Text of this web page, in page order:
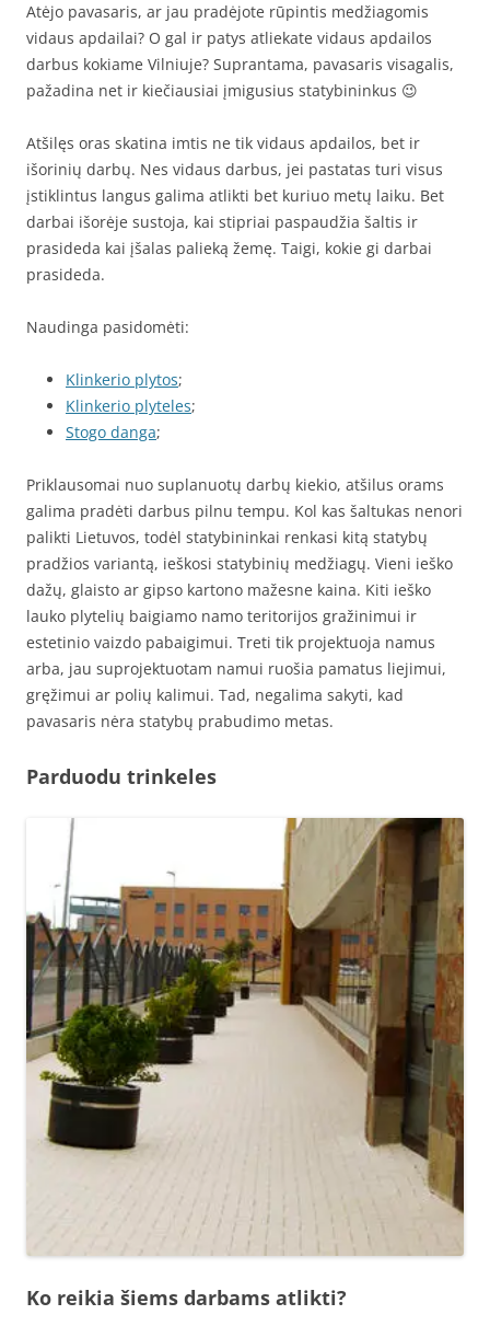
Atėjo pavasaris, ar jau pradėjote rūpintis medžiagomis
vidaus apdailai? O gal ir patys atliekate vidaus apdailos
darbus kokiame Vilniuje? Suprantama, pavasaris visagalis,
pažadina net ir kiečiausiai įmigusius statybininkus 😉
Atšilęs oras skatina imtis ne tik vidaus apdailos, bet ir
išorinių darbų. Nes vidaus darbus, jei pastatas turi visus
įstiklintus langus galima atlikti bet kuriuo metų laiku. Bet
darbai išorėje sustoja, kai stipriai paspaudžia šaltis ir
prasideda kai įšalas palieką žemę. Taigi, kokie gi darbai
prasideda.
Naudinga pasidomėti:
Klinkerio plytos;
Klinkerio plyteles;
Stogo danga;
Priklausomai nuo suplanuotų darbų kiekio, atšilus orams
galima pradėti darbus pilnu tempu. Kol kas šaltukas nenori
palikti Lietuvos, todėl statybininkai renkasi kitą statybų
pradžios variantą, ieškosi statybinių medžiagų. Vieni ieško
dažų, glaisto ar gipso kartono mažesne kaina. Kiti ieško
lauko plytelių baigiamo namo teritorijos gražinimui ir
estetinio vaizdo pabaigimui. Treti tik projektuoja namus
arba, jau suprojektuotam namui ruošia pamatus liejimui,
gręžimui ar polių kalimui. Tad, negalima sakyti, kad
pavasaris nėra statybų prabudimo metas.
Parduodu trinkeles
Ko reikia šiems darbams atlikti?